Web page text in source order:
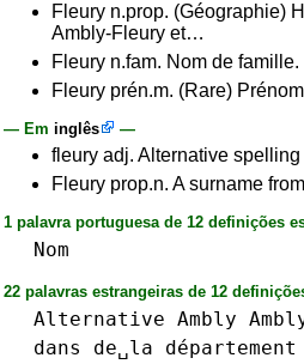
Fleury n.prop. (Géographie)
Ambly-Fleury et…
Fleury n.fam. Nom de famille.
Fleury prén.m. (Rare)
— Em inglês —
fleury adj. Alternative spelling
Fleury prop.n. A surname
1 palavra portuguesa de 12 definições
Nom
22 palavras estrangeiras de 12
Alternative Ambly
dans
de␣la département